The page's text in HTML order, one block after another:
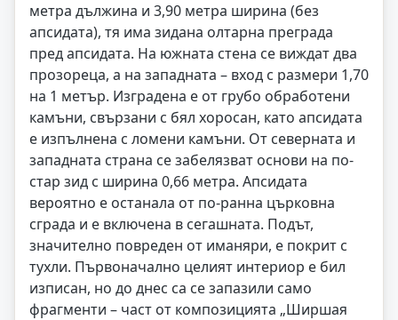
метра дължина и 3,90 метра ширина (без
апсидата), тя има зидана олтарна преграда
пред апсидата. На южната стена се виждат два
прозореца, а на западната – вход с размери 1,70
на 1 метър. Изградена е от грубо обработени
камъни, свързани с бял хоросан, като апсидата
е изпълнена с ломени камъни. От северната и
западната страна се забелязват основи на по-
стар зид с ширина 0,66 метра. Апсидата
вероятно е останала от по-ранна църковна
сграда и е включена в сегашната. Подът,
значително повреден от иманяри, е покрит с
тухли. Първоначално целият интериор е бил
изписан, но до днес са се запазили само
фрагменти – част от композицията „Ширшая